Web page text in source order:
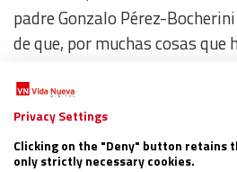
padre Gonzalo Pérez-
de que, por muchas cosas que
con mi parroquia, realmente
duelo.
Privacy Settings
Clicking on the "Deny" button retains
only strictly necessary cookies.